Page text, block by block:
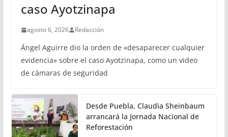
caso Ayotzinapa
agosto 6, 2026 Redacción
Ángel Aguirre dio la orden de «desaparecer cualquier
evidencia» sobre el caso Ayotzinapa, como un video
de cámaras de seguridad
Desde Puebla, Claudia Sheinbaum
arrancará la Jornada Nacional de
Reforestación